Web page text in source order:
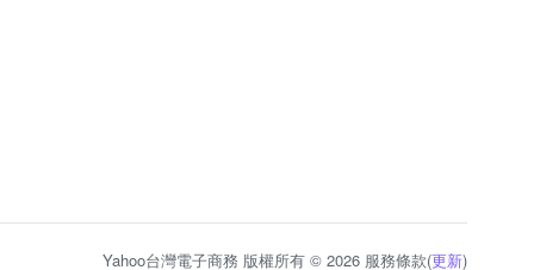
Yahoo台灣電子商務 版權所有 © 2026 服務條款(更新)